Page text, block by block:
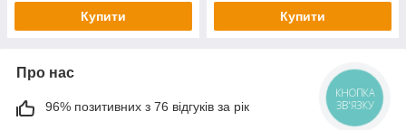
Купити Купити
Про нас
96% позитивних з 76 відгуків за рік
КНОПКА
ЗВ'ЯЗКУ